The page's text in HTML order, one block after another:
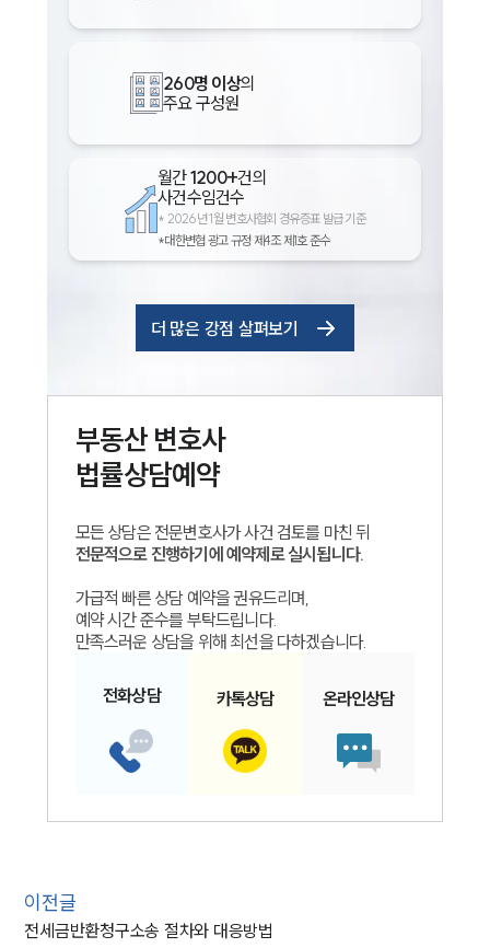
260명 이상의
주요 구성원
월간1200+건의
사건수임건수
* 2026년 1월 변호사협회 경유증표 발급 기준
*대한변협 광고 규정 제4조 제1호 준수
더 많은 강점 살펴보기
부동산변호사
법률상담예약
모든 상담은 전문변호사가 사건 검토를 마친 뒤
전문적으로 진행하기에 예약제로 실시됩니다.
가급적 빠른 상담 예약을 권유드리며,
예약 시간 준수를 부탁드립니다.
만족스러운 상담을 위해 최선을 다하겠습니다.
전화상담 카톡상담 온라인상담
이전글
전세금반환청구소송 절차와 대응방법